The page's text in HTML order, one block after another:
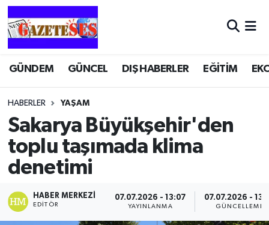
GÜNDEM GÜNCEL DIŞ HABERLER EĞİTİM
HABERLER YAŞAM
Sakarya Büyükşehir'den
toplu taşımada klima
denetimi
HABER MERKEZI
EDITÖR
07.07.2026 - 13:07
YAYINLANMA
07.07.2026 -
GÜNCELLEME